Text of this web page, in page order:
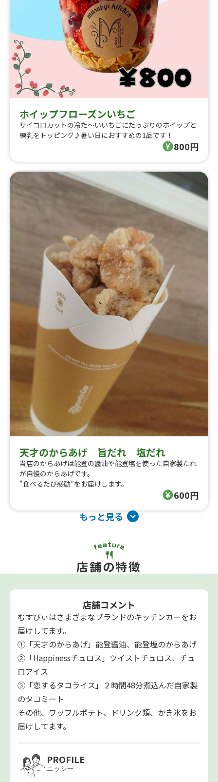
ホイップフローズンいちご
サイコロカットの冷た〜いいちごにたっぷりのホイップと
練乳をトッピング♪暑い日におすすめの1品です！
800円
天才のからあげ 旨だれ 塩だれ
当店のからあげは能登の醤油や能登塩を使った自家製たれ
が自慢のからあげです。
"食べるたび感動”をお届けします。
600円
もっと見る
店舗の特徴
店舗コメント
むすびぃはさまざまなブランドのキッチンカーをお
届けしてます。
①「天才のからあげ」能登醤油、能登塩のからあげ
②「Happinessチュロス」ツイストチュロス、チュ
ロアイス
③「恋するタコライス」２時間48分煮込んだ自家製
のタコミート
その他、ワッフルポテト、ドリンク類、かき氷をお
届けしてます。
PROFILE
ニッシー